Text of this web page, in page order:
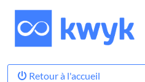
Retour à l'accueil